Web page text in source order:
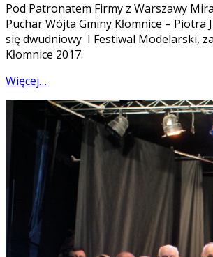
Pod Patronatem Firmy z Warszawy
Puchar Wójta Gminy Kłomnice – Piotra
się dwudniowy I Festiwal Modelarski,
Kłomnice 2017.
Więcej…